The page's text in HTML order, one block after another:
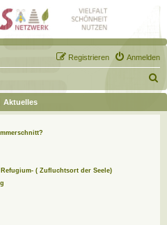
Anmelden
Registrieren
u
c
Aktuelles
( Zufluchtsort der Seele)